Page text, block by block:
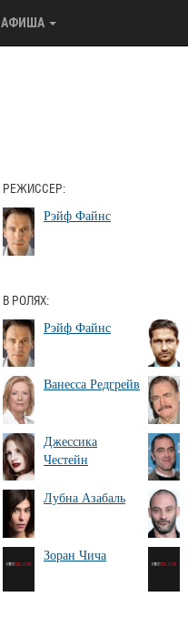
АФИША
РЕЖИССЕР:
Рэйф Файнс
В РОЛЯХ:
Рэйф Файнс
Ванесса Редгрейв
Джессика
Честейн
Лубна Азабаль
Зоран Чича